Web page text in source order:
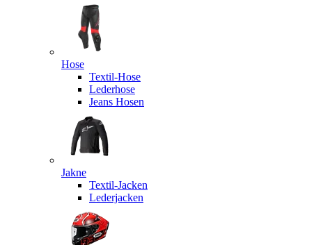
Hose
Textil-Hose
Lederhose
Jeans Hosen
Jakne
Textil-Jacken
Lederjacken